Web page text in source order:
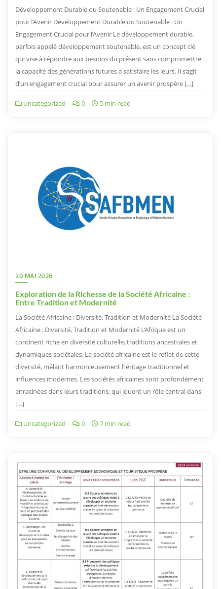
Développement Durable ou Soutenable : Un Engagement Crucial
pour l’Avenir Développement Durable ou Soutenable : Un
Engagement Crucial pour l’Avenir Le développement durable,
parfois appelé développement soutenable, est un concept clé
qui vise à répondre aux besoins du présent sans compromettre
la capacité des générations futures à satisfaire les leurs. Il s’agit
d’un engagement crucial pour assurer un avenir prospère […]
Uncategorized 0 5 min read
20 MAI 2026
Exploration de la Richesse de la Société Africaine :
Entre Tradition et Modernité
La Société Africaine : Diversité, Tradition et Modernité La Société
Africaine : Diversité, Tradition et Modernité L’Afrique est un
continent riche en diversité culturelle, traditions ancestrales et
dynamiques sociétales. La société africaine est le reflet de cette
diversité, mêlant harmonieusement héritage traditionnel et
influences modernes. Les sociétés africaines sont profondément
enracinées dans leurs traditions, qui jouent un rôle central dans
[…]
Uncategorized 0 7 min read